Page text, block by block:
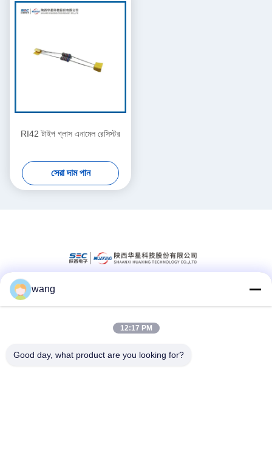
RI42 টাইপ গ্লাস এনামেল রেসিস্টর
সেরা দাম পান
সোশ্যাল মিডিয়া
দ্রুত যোগাযোগ
wang
12:17 PM
Good day, what product are you looking for?